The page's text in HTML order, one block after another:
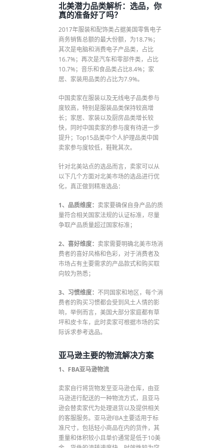
北美潜力品类解析：选品，你
真的准备好了吗？
2017年服装和配饰类占据美国零售电子
商务销售总额的最大份额，为18.7%；
其次是电脑和消费电子产品类，占比
16.7%；再次是汽车和零部件类，占比
10.7%；音乐和食品类占比8.4%；家
居、家装用品类的占比为7.9%。
中国卖家在服装以及无线电子品类参与
度较高，特别是服装品类保持较高增
长；家居、家装以及厨房品类增长较
快，同时中国卖家的参与度有待进一步
提升；Top15品类中个人护理品类中国
卖家参与度较低，鞋靴其次。
针对北美站点的选品而言，卖家可以从
以下几个方面对北美市场的选品进行优
化，真正做到精准选品：
1、品质维度： 卖家要确保自身产品的质
量符合相关国家法规的认证标准，尽量
争取产品质量超过国家标准；
2、喜好维度： 卖家需要明确北美市场消
费者的喜好风格和色彩，对于消费者及
市场占有主要需求的产品款式和购买取
向较为熟悉；
3、习惯维度：不同国家和地区，每个消
费者的购买习惯都会受到风土人情的影
响，举例而言，美国大部分家庭都有草
坪和皮卡车，此时卖家可根据市场的实
际诉求参考选品。
亚马逊主要的物流解决方案
1、FBA亚马逊物流
卖家自行将货物发至亚马逊仓库，由亚
马逊进行配送的一种物流方式，且亚马
逊会替卖家代为处理退货以及提供相关
的客服服务。亚马逊FBA主要适用于标
准尺寸，包括轻小商品在内的货件，其
重量和体积较小且单价通常是低于10美